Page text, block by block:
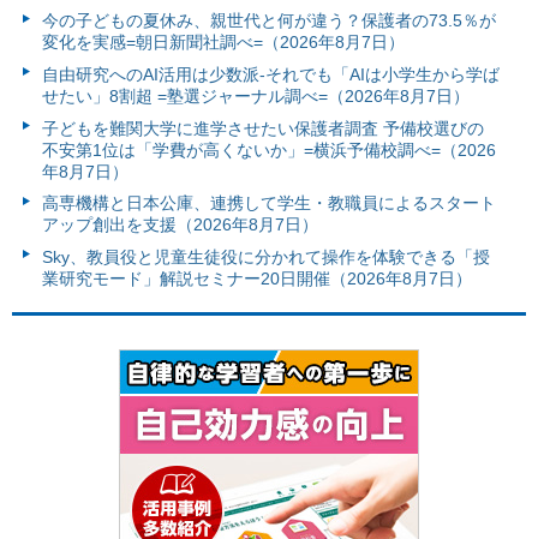
今の子どもの夏休み、親世代と何が違う？保護者の73.5％が
変化を実感=朝日新聞社調べ=（2026年8月7日）
自由研究へのAI活用は少数派-それでも「AIは小学生から学ば
せたい」8割超 =塾選ジャーナル調べ=（2026年8月7日）
子どもを難関大学に進学させたい保護者調査 予備校選びの
不安第1位は「学費が高くないか」=横浜予備校調べ=（2026
年8月7日）
高専機構と日本公庫、連携して学生・教職員によるスタート
アップ創出を支援（2026年8月7日）
Sky、教員役と児童生徒役に分かれて操作を体験できる「授
業研究モード」解説セミナー20日開催（2026年8月7日）